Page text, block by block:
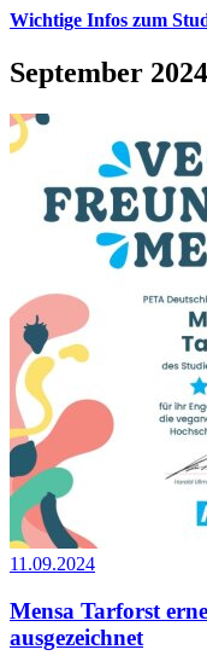
Wichtige Infos zum
September 2024
11.09.2024
Mensa Tarforst
ausgezeichnet